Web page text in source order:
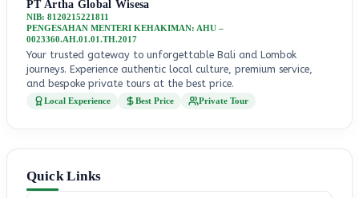
PT Artha Global Wisesa
NIB: 8120215221811
PENGESAHAN MENTERI KEHAKIMAN: AHU –
0023360.AH.01.01.TH.2017
Your trusted gateway to unforgettable Bali and Lombok
journeys. Experience authentic local culture, premium service,
and bespoke private tours at the best price.
Local Experience Best Price Private Tour
Quick Links